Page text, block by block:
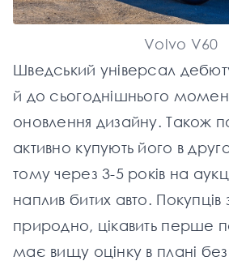
Volvo V60
Шведський універсал
й до сьогоднішнього
оновлення дизайну. Також
активно купують його в
тому через 3-5 років на
наплив битих авто. Покупців
природно, цікавить перше
має вищу оцінку в плані